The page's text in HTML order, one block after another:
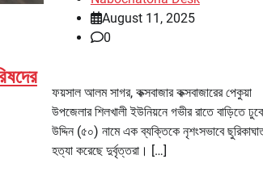
August 11, 2025
0
ফয়সাল আলম সাগর, কক্সবাজার কক্সবাজারের পেকুয়া
উপজেলার শিলখালী ইউনিয়নে গভীর রাতে বাড়িতে
উদ্দিন (৫০) নামে এক ব্যক্তিকে নৃশংসভাবে
হত্যা করেছে দুর্বৃত্তরা। […]